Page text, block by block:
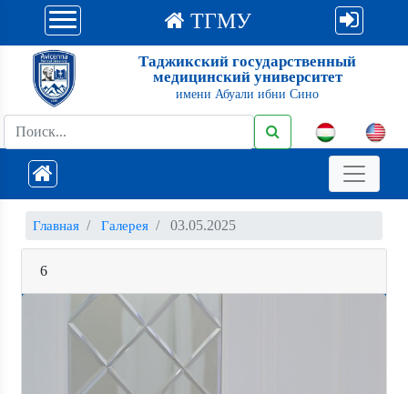
ТГМУ
Таджикский государственный
медицинский университет
имени Абуали ибни Сино
Главная Галерея 03.05.2025
6